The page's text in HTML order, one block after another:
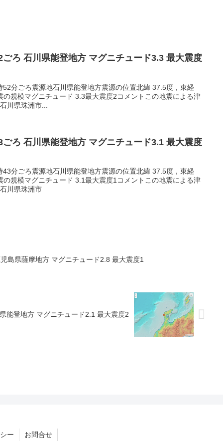
ろ 石川県能登地方 マグニチュード3.3 最大震度
分ごろ震源地石川県能登地方震源の位置北緯 37.5度，東経
規模マグニチュード 3.3最大震度2コメントこの地震による津
川県珠洲市...
ろ 石川県能登地方 マグニチュード3.1 最大震度
分ごろ震源地石川県能登地方震源の位置北緯 37.5度，東経
規模マグニチュード 3.1最大震度1コメントこの地震による津
川県珠洲市
島県薩摩地方 マグニチュード2.8 最大震度1
能登地方 マグニチュード2.1 最大震度2
ー お問合せ